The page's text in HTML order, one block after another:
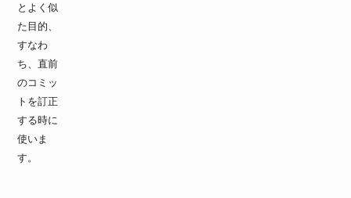
とよく似
た目的、
すなわ
ち、直前
のコミッ
トを訂正
する時に
使いま
す。